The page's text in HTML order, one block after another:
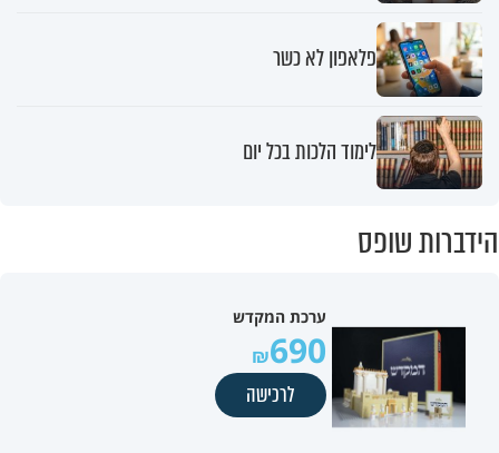
פלאפון לא כשר
לימוד הלכות בכל יום
הידברות שופס
ערכת המקדש
690
לרכישה